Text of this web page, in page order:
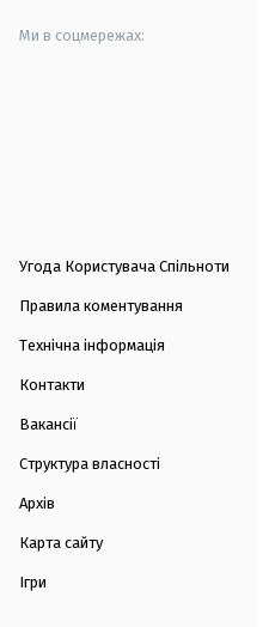
Ми в соцмережах:
Угода Користувача Спільноти
Правила коментування
Технічна інформація
Контакти
Вакансії
Структура власності
Архів
Карта сайту
Ігри